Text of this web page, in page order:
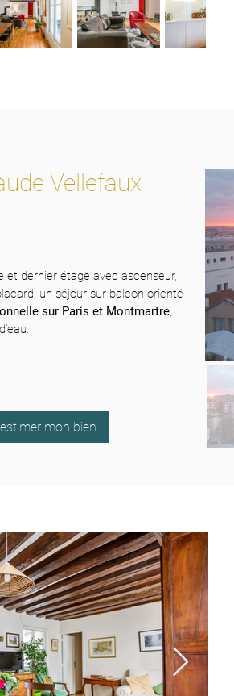
Vellefaux
et dernier étage avec ascenseur,
un séjour sur balcon orienté
sur Paris et Montmartre,
mon bien